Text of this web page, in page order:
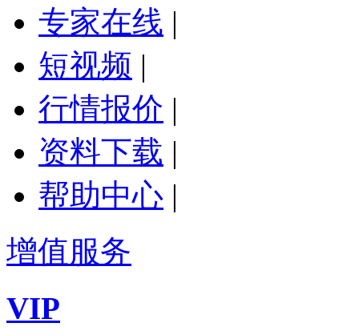
专家在线 |
短视频 |
行情报价 |
资料下载 |
帮助中心 |
增值服务
VIP